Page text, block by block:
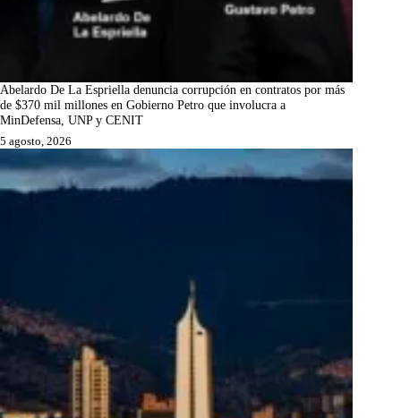
Abelardo De La Espriella denuncia corrupción en contratos por más
de $370 mil millones en Gobierno Petro que involucra a
MinDefensa, UNP y CENIT
5 agosto, 2026